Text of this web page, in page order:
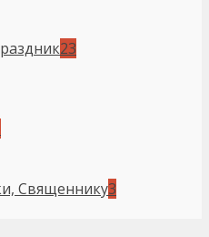
23
Священнику3